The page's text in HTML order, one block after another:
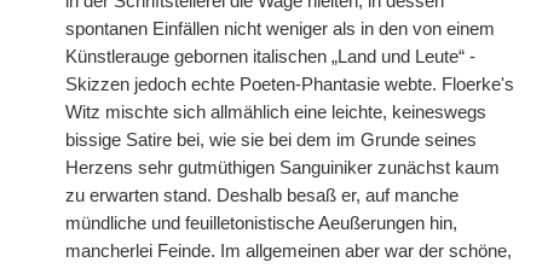
spontanen Einfällen nicht weniger als in den von einem
Künstlerauge gebornen italischen „Land und Leute“ -
Skizzen jedoch echte Poeten-Phantasie webte. Floerke's
Witz mischte sich allmählich eine leichte, keineswegs
bissige Satire bei, wie sie bei dem im Grunde seines
Herzens sehr gutmüthigen Sanguiniker zunächst kaum
zu erwarten stand. Deshalb besaß er, auf manche
mündliche und feuilletonistische Aeußerungen hin,
mancherlei Feinde. Im allgemeinen aber war der schöne,